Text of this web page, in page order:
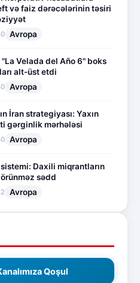
və faiz dərəcələrinin təsiri
Avropa
Velada del Año 6" boks
alt-üst etdi
Avropa
İran strategiyası: Yaxın
gərginlik mərhələsi
Avropa
Daxili miqrantların
sədd
Avropa
Qoşul